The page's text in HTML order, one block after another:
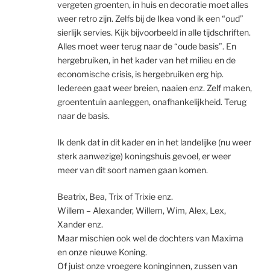
vergeten groenten, in huis en decoratie moet alles
weer retro zijn. Zelfs bij de Ikea vond ik een “oud”
sierlijk servies. Kijk bijvoorbeeld in alle tijdschriften.
Alles moet weer terug naar de “oude basis”. En
hergebruiken, in het kader van het milieu en de
economische crisis, is hergebruiken erg hip.
Iedereen gaat weer breien, naaien enz. Zelf maken,
groententuin aanleggen, onafhankelijkheid. Terug
naar de basis.
Ik denk dat in dit kader en in het landelijke (nu weer
sterk aanwezige) koningshuis gevoel, er weer
meer van dit soort namen gaan komen.
Beatrix, Bea, Trix of Trixie enz.
Willem – Alexander, Willem, Wim, Alex, Lex,
Xander enz.
Maar mischien ook wel de dochters van Maxima
en onze nieuwe Koning.
Of juist onze vroegere koninginnen, zussen van